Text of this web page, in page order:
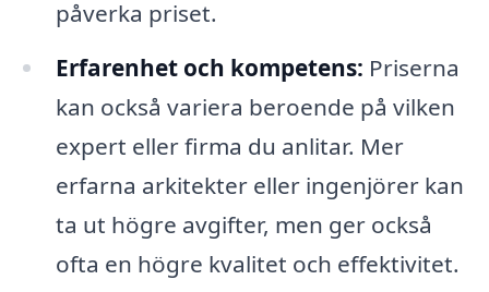
påverka priset.
Erfarenhet och kompetens: Priserna
kan också variera beroende på vilken
expert eller firma du anlitar. Mer
erfarna arkitekter eller ingenjörer kan
ta ut högre avgifter, men ger också
ofta en högre kvalitet och effektivitet.